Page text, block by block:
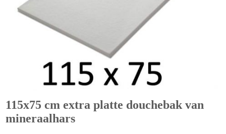
115x75 cm extra platte douchebak van
mineraalhars